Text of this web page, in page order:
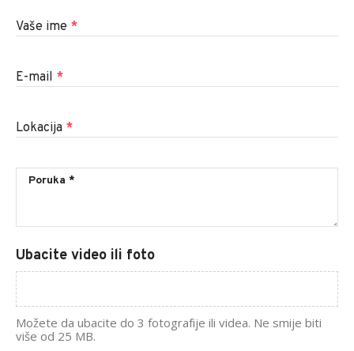
Vaše ime *
E-mail *
Lokacija *
Ubacite video ili foto
Možete da ubacite do 3 fotografije ili videa. Ne smije biti
više od 25 MB.